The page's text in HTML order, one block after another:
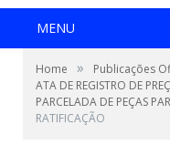
MENU
Home » Publicações
ATA DE REGISTRO DE
PARCELADA DE PEÇAS
RATIFICAÇÃO